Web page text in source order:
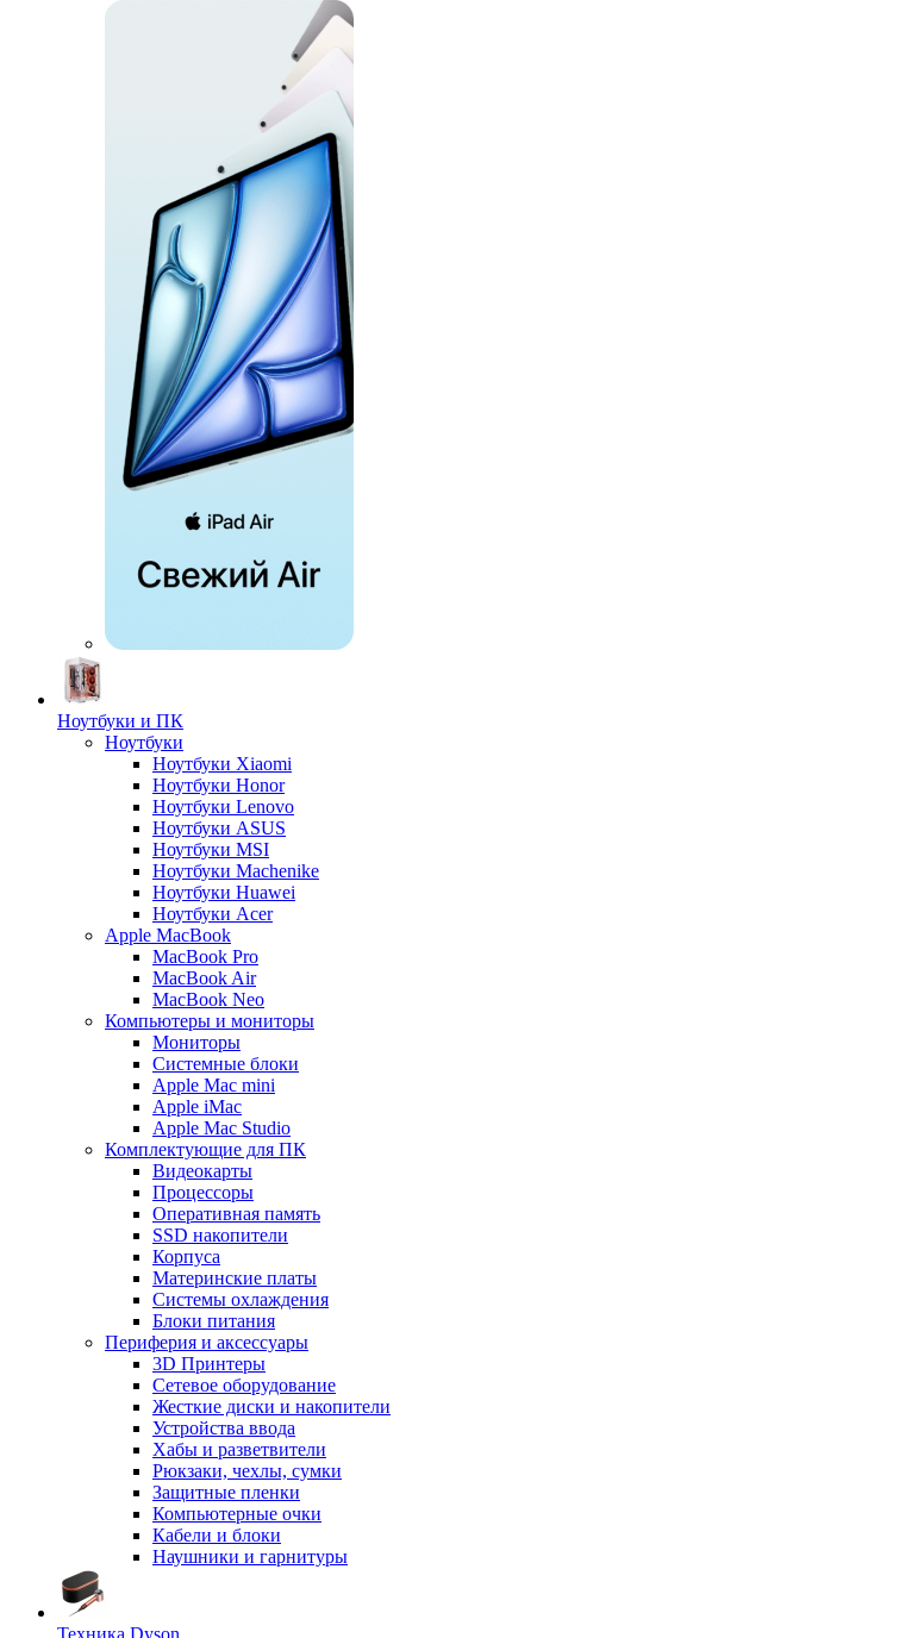
Ноутбуки и ПК
Ноутбуки
Ноутбуки Xiaomi
Ноутбуки Honor
Ноутбуки Lenovo
Ноутбуки ASUS
Ноутбуки MSI
Ноутбуки Machenike
Ноутбуки Huawei
Ноутбуки Acer
Apple MacBook
MacBook Pro
MacBook Air
MacBook Neo
Компьютеры и мониторы
Мониторы
Системные блоки
Apple Mac mini
Apple iMac
Apple Mac Studio
Комплектующие для ПК
Видеокарты
Процессоры
Оперативная память
SSD накопители
Корпуса
Материнские платы
Системы охлаждения
Блоки питания
Периферия и аксессуары
3D Принтеры
Сетевое оборудование
Жесткие диски и накопители
Устройства ввода
Хабы и разветвители
Рюкзаки, чехлы, сумки
Защитные пленки
Компьютерные очки
Кабели и блоки
Наушники и гарнитуры
Техника Dyson